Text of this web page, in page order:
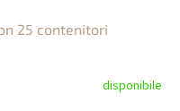
25 contenitori
disponibile